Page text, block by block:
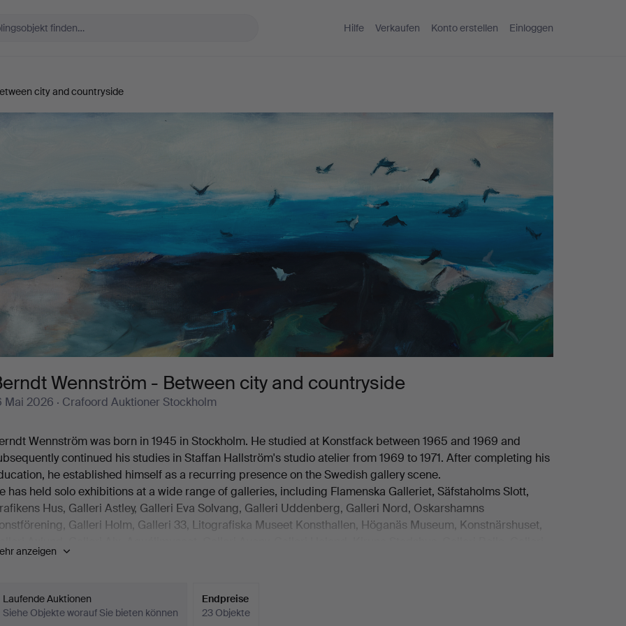
Hilfe Verkaufen Konto erstellen Einloggen
city and countryside
Wennström - Between city and countryside
Mai 2026 · Crafoord Auktioner Stockholm
Wennström was born in 1945 in Stockholm. He studied at Konstfack between 1965 and 1969 and
continued his studies in Staffan Hallström's studio atelier from 1969 to 1971. After completing his
he established himself as a recurring presence on the Swedish gallery scene.
has held solo exhibitions at a wide range of galleries, including Flamenska Galleriet, Säfstaholms Slott,
Hus, Galleri Astley, Galleri Eva Solvang, Galleri Uddenberg, Galleri Nord, Oskarshamns
Galleri Holm, Galleri 33, Litografiska Museet Konsthallen, Höganäs Museum, Konstnärshuset,
and others.
Nationalmuseum Stockholm, Norrköpings Museum, Sundsvalls Museum, Eksjö Museum,
Riksdag, Kiruna Stadshus, Västerås Museum, Teckningsmuseet in Laholm, Statens Konstråd,
anzeigen
Laufende Auktionen
Siehe Objekte worauf Sie bieten können
Endpreise
23 Objekte